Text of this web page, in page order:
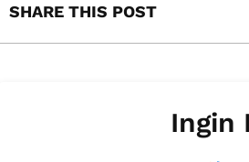
SHARE THIS POST​
Ingin